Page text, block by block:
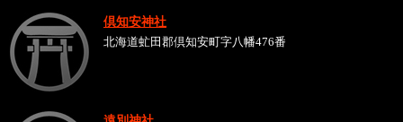
倶知安神社
北海道虻田郡倶知安町字八幡476番